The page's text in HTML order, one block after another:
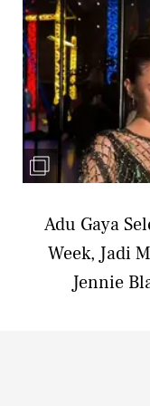
Adu Gaya
Week, Jadi
Jennie